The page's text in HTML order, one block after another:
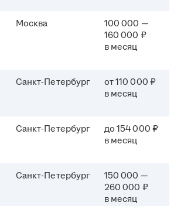
Москва
100 000 —
160 000 ₽
в месяц
Санкт-Петербург
от 110 000 ₽
в месяц
Санкт-Петербург
до 154 000 ₽
в месяц
Санкт-Петербург
150 000 —
260 000 ₽
в месяц